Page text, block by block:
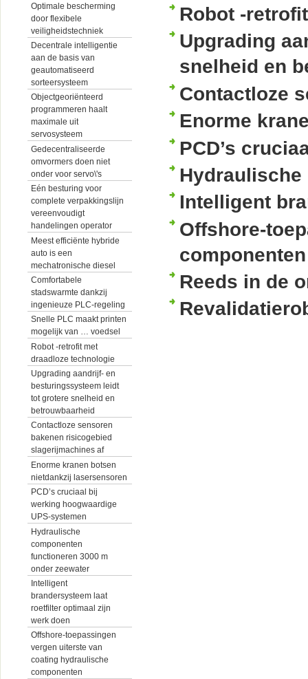
Optimale bescherming
door flexibele
veiligheidstechniek
Decentrale intelligentie
aan de basis van
geautomatiseerd
sorteersysteem
Objectgeoriënteerd
programmeren haalt
maximale uit
servosysteem
Gedecentraliseerde
omvormers doen niet
onder voor servo\'s
Eén besturing voor
complete verpakkingslijn
vereenvoudigt
handelingen operator
Meest efficiënte hybride
auto is een
mechatronische diesel
Comfortabele
stadswarmte dankzij
ingenieuze PLC-regeling
Snelle PLC maakt printen
mogelijk van … voedsel
Robot -retrofit met
draadloze technologie
Upgrading aandrijf- en
besturingssysteem leidt
tot grotere snelheid en
betrouwbaarheid
Contactloze sensoren
bakenen risicogebied
slagerijmachines af
Enorme kranen botsen
nietdankzij lasersensoren
PCD’s cruciaal bij
werking hoogwaardige
UPS-systemen
Hydraulische
componenten
functioneren 3000 m
onder zeewater
Intelligent
brandersysteem laat
roetfilter optimaal zijn
werk doen
Offshore-toepassingen
vergen uiterste van
coating hydraulische
componenten
Robot -
Upgrading
snelheid en
Contactloze
Enorme
PCD’s
Hydraulische
Intelligent
Offshore-
componenten
Reeds in de